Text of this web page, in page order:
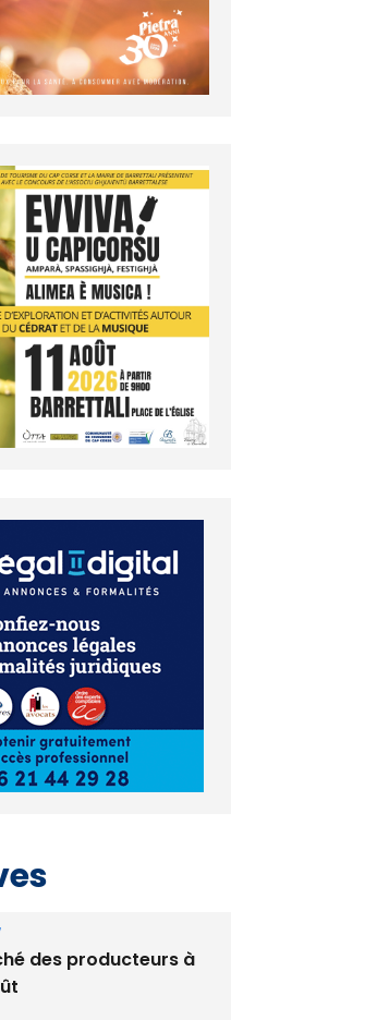
des producteurs à